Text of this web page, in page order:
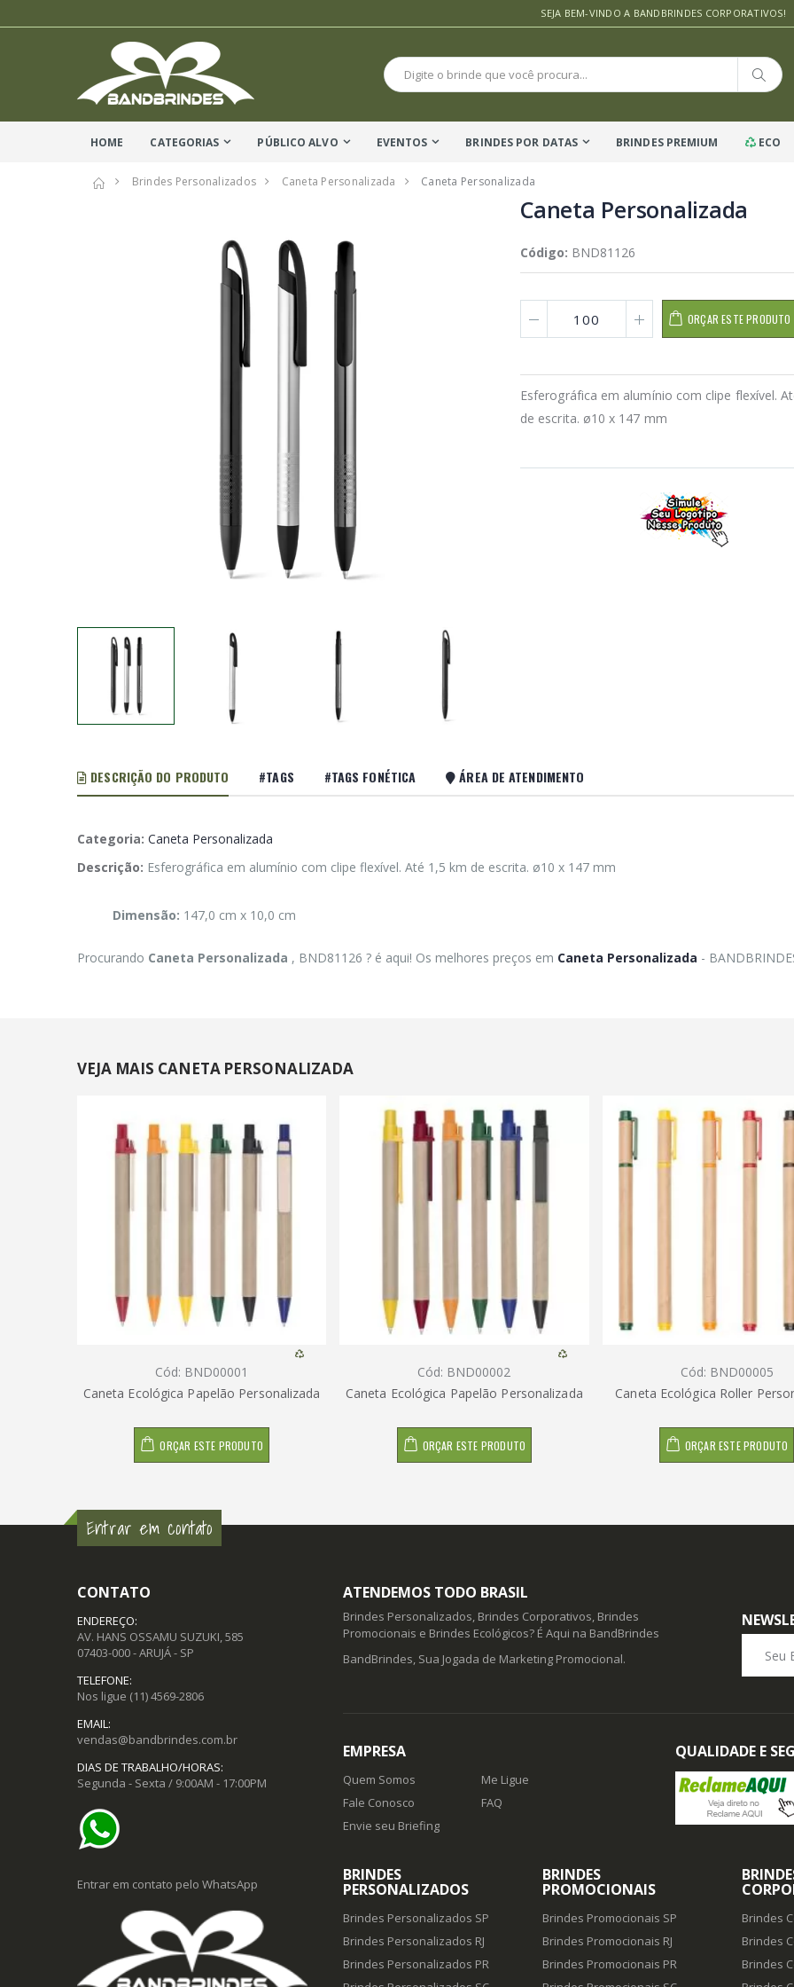
SEJA BEM-VINDO A BANDBRINDES CORPORATIVOS!
HOME CATEGORIAS PÚBLICO ALVO EVENTOS BRINDES POR DATAS BRINDES PREMIUM ECO
Brindes Personalizados Caneta Personalizada Caneta Personalizada
Caneta Personalizada
Código: BND81126
ORÇAR ESTE PRODUTO
Esferográfica em alumínio com clipe flexível.
de escrita. ø10 x 147 mm
DESCRIÇÃO DO PRODUTO #TAGS #TAGS FONÉTICA ÁREA DE ATENDIMENTO
Categoria: Caneta Personalizada
Descrição: Esferográfica em alumínio com clipe flexível. Até 1,5 km de escrita. ø10 x 147 mm
Dimensão: 147,0 cm x 10,0 cm
Procurando Caneta Personalizada , BND81126 ? é aqui! Os melhores preços em Caneta Personalizada -
VEJA MAIS CANETA PERSONALIZADA
Cód: BND00001
Caneta Ecológica Papelão Personalizada
ORÇAR ESTE PRODUTO
Cód: BND00002
Caneta Ecológica Papelão Personalizada
ORÇAR ESTE PRODUTO
Cód: BND00005
Caneta Ecológica Roller
ORÇAR ESTE PRODUTO
Entrar em contato
CONTATO
ENDEREÇO:
AV. HANS OSSAMU SUZUKI, 585
07403-000 - ARUJÁ - SP
TELEFONE:
Nos ligue (11) 4569-2806
EMAIL:
vendas@bandbrindes.com.br
DIAS DE TRABALHO/HORAS:
Segunda - Sexta / 9:00AM - 17:00PM
Entrar em contato pelo WhatsApp
ATENDEMOS TODO BRASIL
Brindes Personalizados, Brindes Corporativos, Brindes
Promocionais e Brindes Ecológicos? É Aqui na BandBrindes
BandBrindes, Sua Jogada de Marketing Promocional.
EMPRESA
Quem Somos
Fale Conosco
Envie seu Briefing
Me Ligue
FAQ
QUALIDADE E
BRINDES
PERSONALIZADOS
Brindes Personalizados SP
Brindes Personalizados RJ
Brindes Personalizados PR
BRINDES
PROMOCIONAIS
Brindes Promocionais SP
Brindes Promocionais RJ
Brindes Promocionais PR
Brindes
Brindes
Brindes